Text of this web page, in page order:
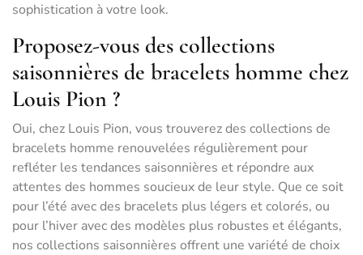
sophistication à votre look.
Proposez-vous des collections
saisonnières de bracelets homme chez
Louis Pion ?
Oui, chez Louis Pion, vous trouverez des collections de
bracelets homme renouvelées régulièrement pour
refléter les tendances saisonnières et répondre aux
attentes des hommes soucieux de leur style. Que ce soit
pour l’été avec des bracelets plus légers et colorés, ou
pour l’hiver avec des modèles plus robustes et élégants,
nos collections saisonnières offrent une variété de choix